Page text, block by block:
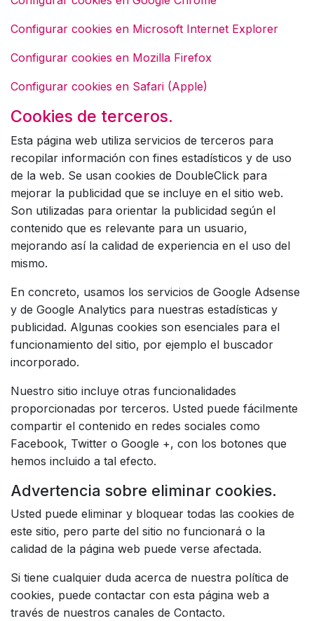
Configurar cookies en Microsoft Internet Explorer
Configurar cookies en Mozilla Firefox
Configurar cookies en Safari (Apple)
Cookies de terceros.
Esta página web utiliza servicios de terceros para
recopilar información con fines estadísticos y de uso
de la web. Se usan cookies de DoubleClick para
mejorar la publicidad que se incluye en el sitio web.
Son utilizadas para orientar la publicidad según el
contenido que es relevante para un usuario,
mejorando así la calidad de experiencia en el uso del
mismo.
En concreto, usamos los servicios de Google Adsense
y de Google Analytics para nuestras estadísticas y
publicidad. Algunas cookies son esenciales para el
funcionamiento del sitio, por ejemplo el buscador
incorporado.
Nuestro sitio incluye otras funcionalidades
proporcionadas por terceros. Usted puede fácilmente
compartir el contenido en redes sociales como
Facebook, Twitter o Google +, con los botones que
hemos incluido a tal efecto.
Advertencia sobre eliminar cookies.
Usted puede eliminar y bloquear todas las cookies de
este sitio, pero parte del sitio no funcionará o la
calidad de la página web puede verse afectada.
Si tiene cualquier duda acerca de nuestra política de
cookies, puede contactar con esta página web a
través de nuestros canales de Contacto.